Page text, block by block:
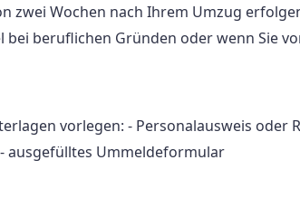
zwei Wochen nach Ihrem Umzug
beruflichen Gründen oder wenn Sie
vorlegen: - Personalausweis oder
ausgefülltes Ummeldeformular